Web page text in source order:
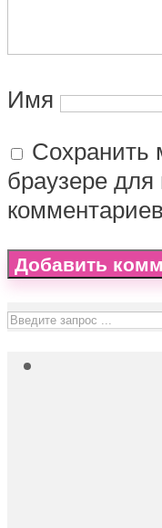
Имя
Сохранить
браузере